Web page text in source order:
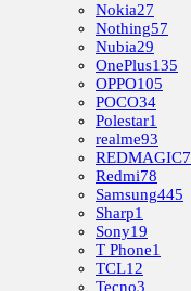
Nokia27
Nothing57
Nubia29
OnePlus135
OPPO105
POCO34
Polestar1
realme93
REDMAGIC7
Redmi78
Samsung445
Sharp1
Sony19
T Phone1
TCL12
Tecno3